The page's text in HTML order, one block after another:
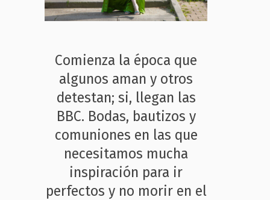
Comienza la época que
algunos aman y otros
detestan; si, llegan las
BBC. Bodas, bautizos y
comuniones en las que
necesitamos mucha
inspiración para ir
perfectos y no morir en el